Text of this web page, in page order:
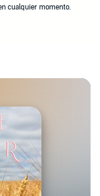
cualquier momento.